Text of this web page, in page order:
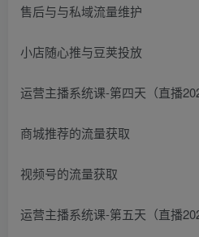
售后与与私域流量维护
小店随心推与豆荚投放
运营主播系统课-第四天（直播
商城推荐的流量获取
视频号的流量获取
运营主播系统课-第五天（直播